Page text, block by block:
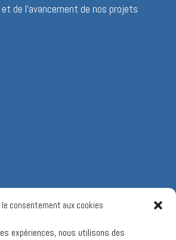
le consentement aux cookies
expériences, nous utilisons des
de l’avancement de nos projets